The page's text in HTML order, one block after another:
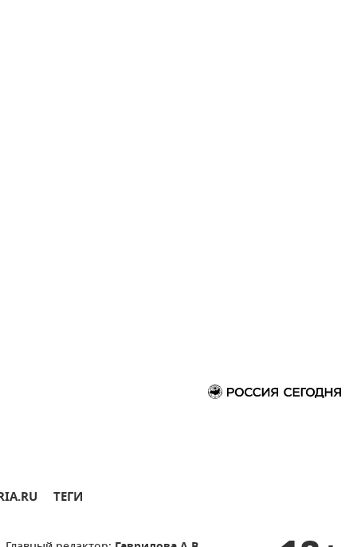
ТЕГИ